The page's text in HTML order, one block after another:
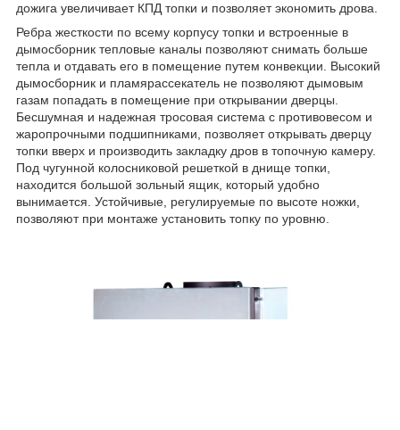
дожига увеличивает КПД топки и позволяет экономить дрова.
Ребра жесткости по всему корпусу топки и встроенные в
дымосборник тепловые каналы позволяют снимать больше
тепла и отдавать его в помещение путем конвекции. Высокий
дымосборник и пламярассекатель не позволяют дымовым
газам попадать в помещение при открывании дверцы.
Бесшумная и надежная тросовая система с противовесом и
жаропрочными подшипниками, позволяет открывать дверцу
топки вверх и производить закладку дров в топочную камеру.
Под чугунной колосниковой решеткой в днище топки,
находится большой зольный ящик, который удобно
вынимается. Устойчивые, регулируемые по высоте ножки,
позволяют при монтаже установить топку по уровню.